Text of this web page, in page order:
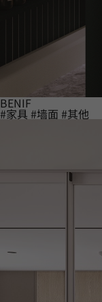
BENIF
#家具 #墙面 #其他